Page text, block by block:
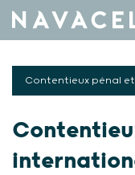
Contentieux pénal